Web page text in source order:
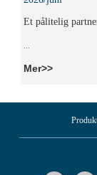
Et pålitelig
...
Mer>>